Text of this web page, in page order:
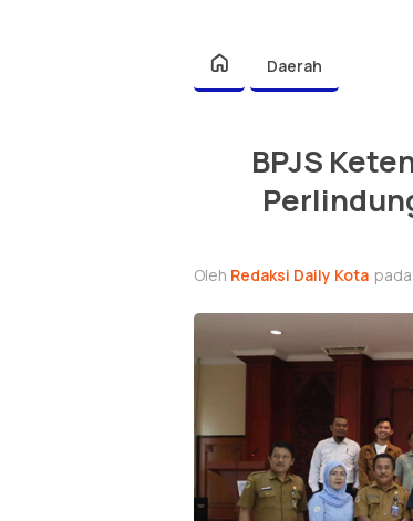
Daerah
BPJS
Oleh Redaksi Daily Kota